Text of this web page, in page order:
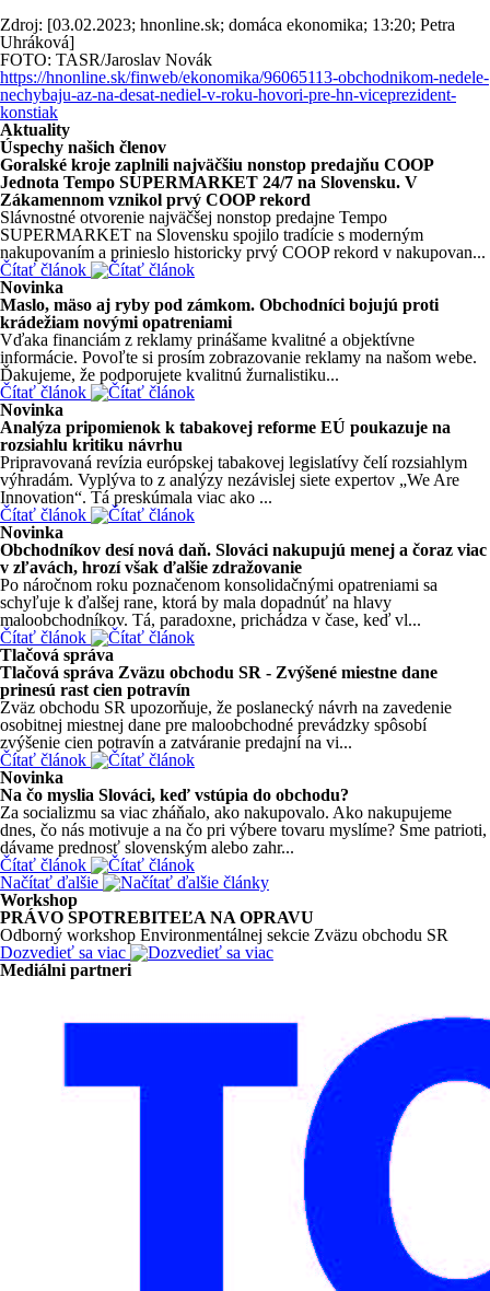
Zdroj: [03.02.2023; hnonline.sk; domáca ekonomika; 13:20; Petra
Uhráková]
FOTO: TASR/Jaroslav Novák
https://hnonline.sk/finweb/ekonomika/96065113-obchodnikom-nedele-
nechybaju-az-na-desat-nediel-v-roku-hovori-pre-hn-viceprezident-
konstiak
Aktuality
Úspechy našich členov
Goralské kroje zaplnili najväčšiu nonstop predajňu COOP
Jednota Tempo SUPERMARKET 24/7 na Slovensku. V
Zákamennom vznikol prvý COOP rekord
Slávnostné otvorenie najväčšej nonstop predajne Tempo
SUPERMARKET na Slovensku spojilo tradície s moderným
nakupovaním a prinieslo historicky prvý COOP rekord v nakupovan...
Čítať článok
Novinka
Maslo, mäso aj ryby pod zámkom. Obchodníci bojujú proti
krádežiam novými opatreniami
Vďaka financiám z reklamy prinášame kvalitné a objektívne
informácie. Povoľte si prosím zobrazovanie reklamy na našom webe.
Ďakujeme, že podporujete kvalitnú žurnalistiku...
Čítať článok
Novinka
Analýza pripomienok k tabakovej reforme EÚ poukazuje na
rozsiahlu kritiku návrhu
Pripravovaná revízia európskej tabakovej legislatívy čelí rozsiahlym
výhradám. Vyplýva to z analýzy nezávislej siete expertov „We Are
Innovation“. Tá preskúmala viac ako ...
Čítať článok
Novinka
Obchodníkov desí nová daň. Slováci nakupujú menej a čoraz viac
v zľavách, hrozí však ďalšie zdražovanie
Po náročnom roku poznačenom konsolidačnými opatreniami sa
schyľuje k ďalšej rane, ktorá by mala dopadnúť na hlavy
maloobchodníkov. Tá, paradoxne, prichádza v čase, keď vl...
Čítať článok
Tlačová správa
Tlačová správa Zväzu obchodu SR - Zvýšené miestne dane
prinesú rast cien potravín
Zväz obchodu SR upozorňuje, že poslanecký návrh na zavedenie
osobitnej miestnej dane pre maloobchodné prevádzky spôsobí
zvýšenie cien potravín a zatváranie predajní na vi...
Čítať článok
Novinka
Na čo myslia Slováci, keď vstúpia do obchodu?
Za socializmu sa viac zháňalo, ako nakupovalo. Ako nakupujeme
dnes, čo nás motivuje a na čo pri výbere tovaru myslíme? Sme patrioti,
dávame prednosť slovenským alebo zahr...
Čítať článok
Načítať ďalšie
Workshop
PRÁVO SPOTREBITEĽA NA OPRAVU
Odborný workshop Environmentálnej sekcie Zväzu obchodu SR
Dozvedieť sa viac
Mediálni partneri